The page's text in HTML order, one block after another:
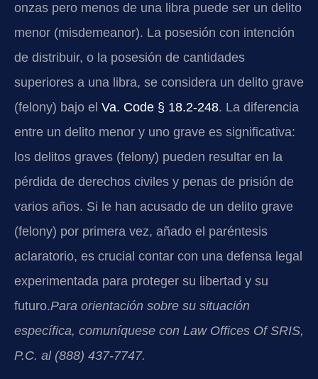
onzas pero menos de una libra puede ser un delito
menor (misdemeanor). La posesión con intención
de distribuir, o la posesión de cantidades
superiores a una libra, se considera un delito grave
(felony) bajo el Va. Code § 18.2-248. La diferencia
entre un delito menor y uno grave es significativa:
los delitos graves (felony) pueden resultar en la
pérdida de derechos civiles y penas de prisión de
varios años. Si le han acusado de un delito grave
(felony) por primera vez, añado el paréntesis
aclaratorio, es crucial contar con una defensa legal
experimentada para proteger su libertad y su
futuro.Para orientación sobre su situación
específica, comuníquese con Law Offices Of SRIS,
P.C. al (888) 437-7747.